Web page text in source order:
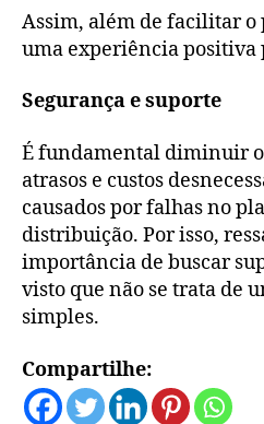
Assim, além de facilitar o
uma experiência positiva
Segurança e suporte
É fundamental diminuir
atrasos e custos
causados por falhas no
distribuição. Por isso,
importância de buscar
visto que não se trata de
simples.
Compartilhe: